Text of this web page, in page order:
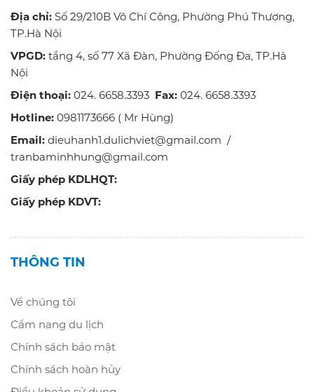
Địa chỉ: Số 29/210B Võ Chí Công, Phường Phú Thượng,
TP.Hà Nội
VPGD: tầng 4, số 77 Xã Đàn, Phường Đống Đa, TP.Hà
Nội
Điện thoại: 024. 6658.3393 Fax: 024. 6658.3393
Hotline: 0981173666 ( Mr Hùng)
Email: dieuhanh1.dulichviet@gmail.com /
tranbaminhhung@gmail.com
Giấy phép KDLHQT:
Giấy phép KDVT:
THÔNG TIN
Về chúng tôi
Cẩm nang du lịch
Chính sách bảo mật
Chính sách hoàn hủy